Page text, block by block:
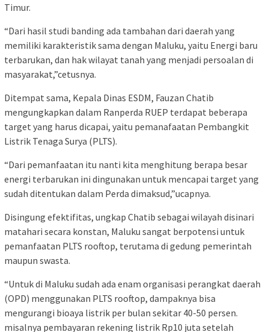
Timur.
“Dari hasil studi banding ada tambahan dari daerah yang
memiliki karakteristik sama dengan Maluku, yaitu Energi baru
terbarukan, dan hak wilayat tanah yang menjadi persoalan di
masyarakat,”cetusnya.
Ditempat sama, Kepala Dinas ESDM, Fauzan Chatib
mengungkapkan dalam Ranperda RUEP terdapat beberapa
target yang harus dicapai, yaitu pemanafaatan Pembangkit
Listrik Tenaga Surya (PLTS).
“Dari pemanfaatan itu nanti kita menghitung berapa besar
energi terbarukan ini dingunakan untuk mencapai target yang
sudah ditentukan dalam Perda dimaksud,”ucapnya.
Disingung efektifitas, ungkap Chatib sebagai wilayah disinari
matahari secara konstan, Maluku sangat berpotensi untuk
pemanfaatan PLTS rooftop, terutama di gedung pemerintah
maupun swasta.
“Untuk di Maluku sudah ada enam organisasi perangkat daerah
(OPD) menggunakan PLTS rooftop, dampaknya bisa
mengurangi bioaya listrik per bulan sekitar 40-50 persen.
misalnya pembayaran rekening listrik Rp10 juta setelah